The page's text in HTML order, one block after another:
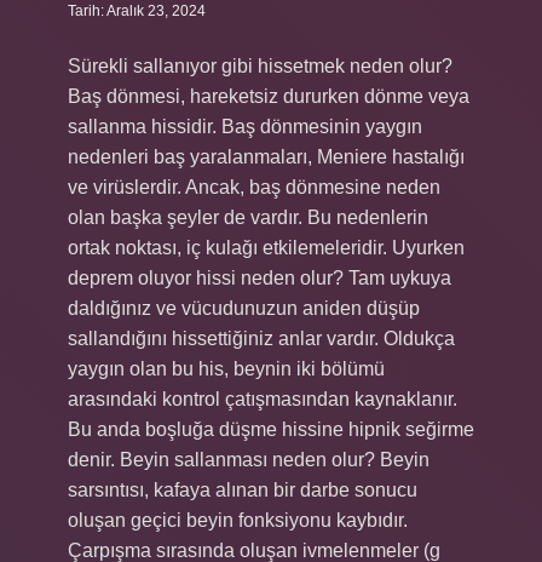
Tarih: Aralık 23, 2024
Sürekli sallanıyor gibi hissetmek neden olur?
Baş dönmesi, hareketsiz dururken dönme veya
sallanma hissidir. Baş dönmesinin yaygın
nedenleri baş yaralanmaları, Meniere hastalığı
ve virüslerdir. Ancak, baş dönmesine neden
olan başka şeyler de vardır. Bu nedenlerin
ortak noktası, iç kulağı etkilemeleridir. Uyurken
deprem oluyor hissi neden olur? Tam uykuya
daldığınız ve vücudunuzun aniden düşüp
sallandığını hissettiğiniz anlar vardır. Oldukça
yaygın olan bu his, beynin iki bölümü
arasındaki kontrol çatışmasından kaynaklanır.
Bu anda boşluğa düşme hissine hipnik seğirme
denir. Beyin sallanması neden olur? Beyin
sarsıntısı, kafaya alınan bir darbe sonucu
oluşan geçici beyin fonksiyonu kaybıdır.
Çarpışma sırasında oluşan ivmelenmeler (g